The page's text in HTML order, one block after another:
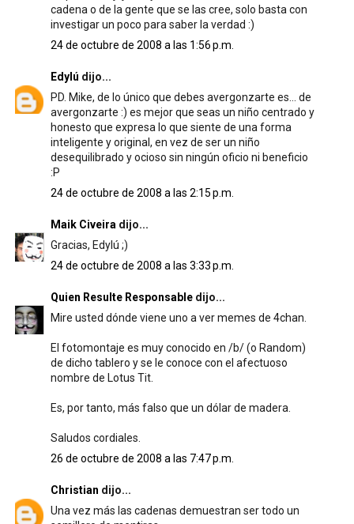
cadena o de la gente que se las cree, solo basta con
investigar un poco para saber la verdad :)
24 de octubre de 2008 a las 1:56 p.m.
Edylú dijo...
PD. Mike, de lo único que debes avergonzarte es... de
avergonzarte :) es mejor que seas un niño centrado y
honesto que expresa lo que siente de una forma
inteligente y original, en vez de ser un niño
desequilibrado y ocioso sin ningún oficio ni beneficio
:P
24 de octubre de 2008 a las 2:15 p.m.
Maik Civeira dijo...
Gracias, Edylú ;)
24 de octubre de 2008 a las 3:33 p.m.
Quien Resulte Responsabledijo...
Mire usted dónde viene uno a ver memes de 4chan.
El fotomontaje es muy conocido en /b/ (o Random)
de dicho tablero y se le conoce con el afectuoso
nombre de Lotus Tit.
Es, por tanto, más falso que un dólar de madera.
Saludos cordiales.
26 de octubre de 2008 a las 7:47 p.m.
Christian dijo...
Una vez más las cadenas demuestran ser todo un